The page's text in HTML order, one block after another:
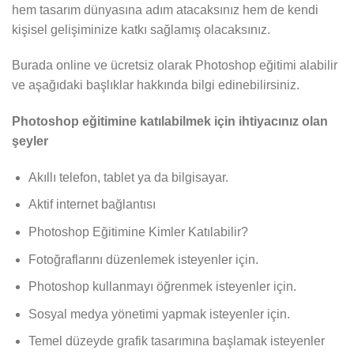
hem tasarım dünyasına adım atacaksınız hem de kendi
kişisel gelişiminize katkı sağlamış olacaksınız.
Burada online ve ücretsiz olarak Photoshop eğitimi alabilir
ve aşağıdaki başlıklar hakkında bilgi edinebilirsiniz.
Photoshop eğitimine katılabilmek için ihtiyacınız olan
şeyler
Akıllı telefon, tablet ya da bilgisayar.
Aktif internet bağlantısı
Photoshop Eğitimine Kimler Katılabilir?
Fotoğraflarını düzenlemek isteyenler için.
Photoshop kullanmayı öğrenmek isteyenler için.
Sosyal medya yönetimi yapmak isteyenler için.
Temel düzeyde grafik tasarımına başlamak isteyenler